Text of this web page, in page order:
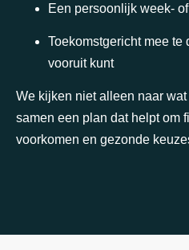
Een persoonlijk week-
Toekomstgericht mee te
vooruit kunt
We kijken niet alleen naar
samen een plan dat helpt om
voorkomen en gezonde